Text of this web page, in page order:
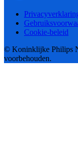
Cookie-beleid
© Koninklijke Philips
voorbehouden.